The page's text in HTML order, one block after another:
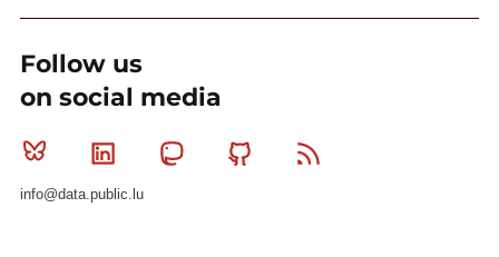
Follow us
on social media
Bluesky Linkedin MastodonGithub
info@data.public.lu